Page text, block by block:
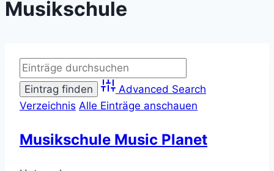
Musikschule
Advanced Search
Verzeichnis Alle Einträge anschauen
Musikschule Music Planet